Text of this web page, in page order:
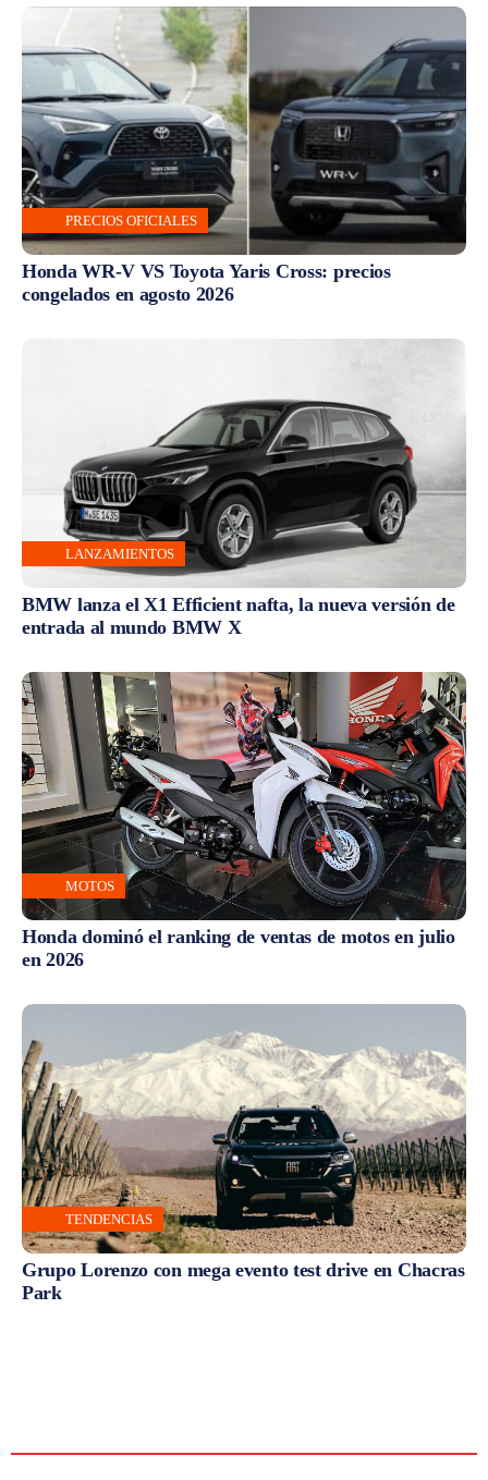
PRECIOS OFICIALES
Honda WR-V VS Toyota Yaris Cross: precios
congelados en agosto 2026
LANZAMIENTOS
BMW lanza el X1 Efficient nafta, la nueva versión de
entrada al mundo BMW X
MOTOS
Honda dominó el ranking de ventas de motos en julio
en 2026
TENDENCIAS
Grupo Lorenzo con mega evento test drive en Chacras
Park